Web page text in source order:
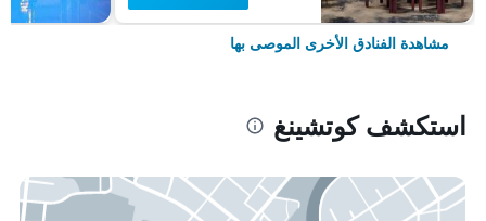
مشاهدة الفنادق الأخرى الموصى بها
استكشف كوتشينغ